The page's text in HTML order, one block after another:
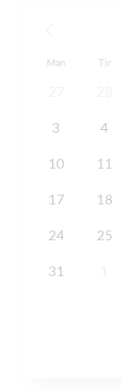
Man Tir
3 4
10 11
17 18
24 25
31